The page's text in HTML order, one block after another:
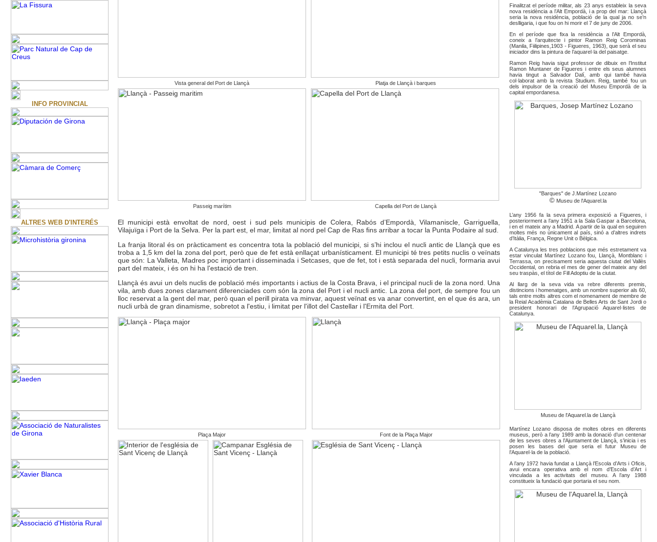
INFO PROVINCIAL
ALTRES WEB D'INTERÉS
Vista general del Port de Llançà Platja de Llançà i barques
Passeig marítim Capella del Port de Llançà
El municipi està envoltat de nord, oest i sud pels municipis de Colera, Rabós d’Empordà, Vilamaniscle, Garriguella,
Vilajuïga i Port de la Selva. Per la part est, el mar, limitat al nord pel Cap de Ras fins arribar a tocar la Punta Podaire al sud.
La franja litoral és on pràcticament es concentra tota la població del municipi, si s’hi inclou el nucli antic de Llançà que es
troba a 1,5 km del la zona del port, però que de fet està enllaçat urbanísticament. El municipi té tres petits nuclis o veïnats
que són: La Valleta, Madres poc important i disseminada i Setcases, que de fet, tot i està separada del nucli, formaria avui
part del mateix, i és on hi ha l'estació de tren.
Llançà és avui un dels nuclis de població més importants i actius de la Costa Brava, i el principal nucli de la zona nord. Una
vila, amb dues zones clarament diferenciades com són la zona del Port i el nucli antic. La zona del port, de sempre fou un
lloc reservat a la gent del mar, però quan el perill pirata va minvar, aquest veïnat es va anar convertint, en el que és ara, un
nucli urbà de gran dinamisme, sobretot a l'estiu, i limitat per l'illot del Castellar i l'Ermita del Port.
Plaça Major Font de la Plaça Major
Finalitzat el període militar, als 23 anys estableix la seva
nova residència a l’Alt Empordà, i a prop del mar: Llançà
seria la nova residència, població de la qual ja no se’n
deslligaria, i que fou on hi morir el 7 de juny de 2006.
En el període que fixa la residència a l’Alt Empordà,
coneix a l’arquitecte i pintor Ramon Reig Corominas
(Manila, Fiilipines,1903 - Figueres, 1963), que serà el seu
iniciador dins la pintura de l’aquarel·la del paisatge.
Ramon Reig havia sigut professor de dibuix en l’Institut
Ramon Muntaner de Figueres i entre els seus alumnes
havia tingut a Salvador Dalí, amb qui també havia
col·laborat amb la revista Studium. Reig, també fou un
dels impulsor de la creació del Museu Empordà de la
capital empordanesa.
"Barques" de J.Martínez Lozano
© Museu de l'Aquarel.la
L’any 1956 fa la seva primera exposició a Figueres, i
posteriorment a l’any 1951 a la Sala Gaspar a Barcelona,
i en el mateix any a Madrid. A partir de la qual en seguiren
moltes més no únicament al país, sinó a d’altres indrets
d’Itàlia, França, Regne Unit o Bèlgica.
A Catalunya les tres poblacions que més estretament va
estar vinculat Martínez Lozano fou, Llançà, Montblanc i
Terrassa, on precisament seria aquesta ciutat del Vallès
Occidental, on rebria el mes de gener del mateix any del
seu traspàs, el títol de Fill Adoptiu de la ciutat.
Al llarg de la seva vida va rebre diferents premis,
distincions i homenatges, amb un nombre superior als 60,
tals entre molts altres com el nomenament de membre de
la Reial Acadèmia Catalana de Belles Arts de Sant Jordi o
president honorari de l’Agrupació Aquarel·listes de
Catalunya.
Museu de l'Aquarel.la de Llançà
Martínez Lozano disposa de moltes obres en diferents
museus, però a l’any 1989 amb la donació d’un centenar
de les seves obres a l’Ajuntament de Llançà, s’inicia i es
posen les bases del que seria el futur Museu de
l’Aquarel·la de la població.
A l’any 1972 havia fundat a Llançà l’Escola d’Arts i Oficis,
avui encara operativa amb el nom d’Escola d’Art i
vinculada a les activitats del museu. A l’any 1988
constitueix la fundació que portaria el seu nom.